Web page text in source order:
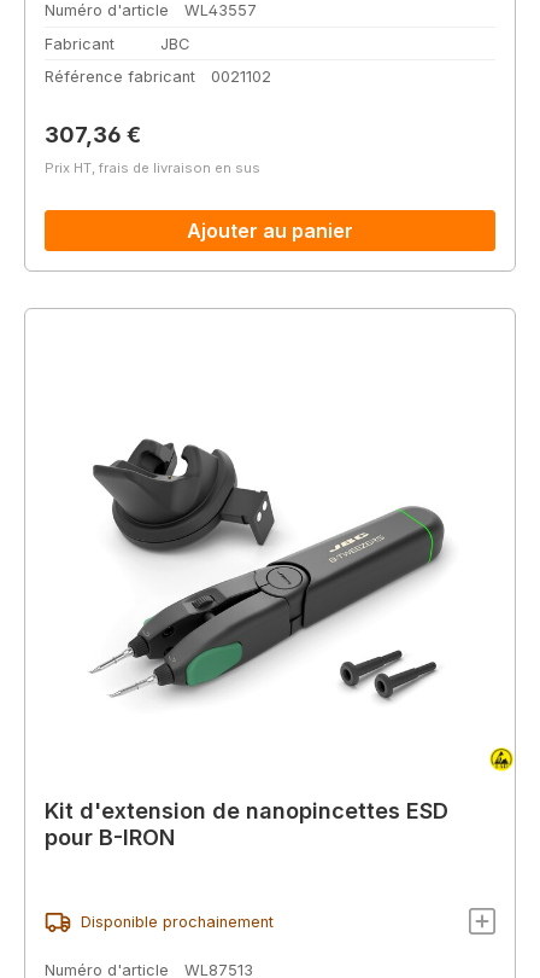
Numéro d'article
WL43557
Fabricant
JBC
Référence fabricant
0021102
Prix régulier :
307,36 €
Prix HT, frais de livraison en sus
Ajouter au panier
Kit d'extension de nanopincettes ESD
pour B-IRON
Disponible prochainement
Numéro d'article WL87513